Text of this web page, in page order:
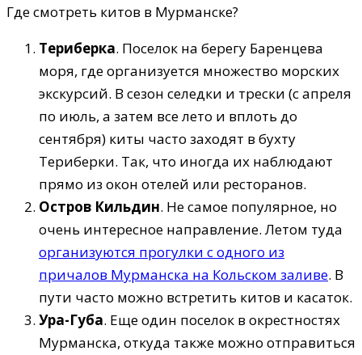
Где смотреть китов в Мурманске?
Териберка. Поселок на берегу Баренцева
моря, где организуется множество морских
экскурсий. В сезон селедки и трески (с апреля
по июль, а затем все лето и вплоть до
сентября) киты часто заходят в бухту
Териберки. Так, что иногда их наблюдают
прямо из окон отелей или ресторанов.
Остров Кильдин. Не самое популярное, но
очень интересное направление. Летом туда
организуются прогулки с одного из
причалов Мурманска на Кольском заливе. В
пути часто можно встретить китов и касаток.
Ура-Губа. Еще один поселок в окрестностях
Мурманска, откуда также можно отправиться